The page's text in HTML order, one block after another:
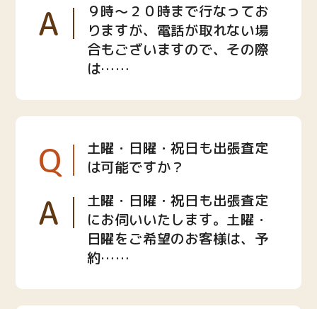
A
９時〜２０時まで行なってお
りますが、電話が取れない場
合もございますので、その際
は……
Q
土曜・日曜・祝日も出張査定
は可能ですか？
A
土曜・日曜・祝日も出張査定
にお伺いいたします。土曜・
日曜をご希望のお客様は、予
約……